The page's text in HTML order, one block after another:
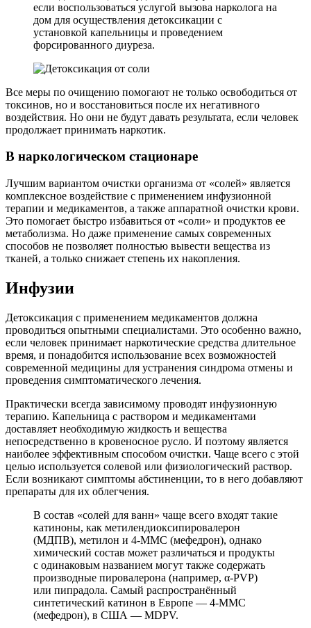
если воспользоваться услугой вызова нарколога на
дом для осуществления детоксикации с
установкой капельницы и проведением
форсированного диуреза.
Все меры по очищению помогают не только освободиться от
токсинов, но и восстановиться после их негативного
воздействия. Но они не будут давать результата, если человек
продолжает принимать наркотик.
В наркологическом стационаре
Лучшим вариантом очистки организма от «солей» является
комплексное воздействие с применением инфузионной
терапии и медикаментов, а также аппаратной очистки крови.
Это помогает быстро избавиться от «соли» и продуктов ее
метаболизма. Но даже применение самых современных
способов не позволяет полностью вывести вещества из
тканей, а только снижает степень их накопления.
Инфузии
Детоксикация с применением медикаментов должна
проводиться опытными специалистами. Это особенно важно,
если человек принимает наркотические средства длительное
время, и понадобится использование всех возможностей
современной медицины для устранения синдрома отмены и
проведения симптоматического лечения.
Практически всегда зависимому проводят инфузионную
терапию. Капельница с раствором и медикаментами
доставляет необходимую жидкость и вещества
непосредственно в кровеносное русло. И поэтому является
наиболее эффективным способом очистки. Чаще всего с этой
целью используется солевой или физиологический раствор.
Если возникают симптомы абстиненции, то в него добавляют
препараты для их облегчения.
В состав «солей для ванн» чаще всего входят такие
катиноны, как метилендиоксипировалерон
(МДПВ), метилон и 4-MMC (мефедрон), однако
химический состав может различаться и продукты
с одинаковым названием могут также содержать
производные пировалерона (например, α-PVP)
или пипрадола. Самый распространённый
синтетический катинон в Европе — 4-MMC
(мефедрон), в США — MDPV.